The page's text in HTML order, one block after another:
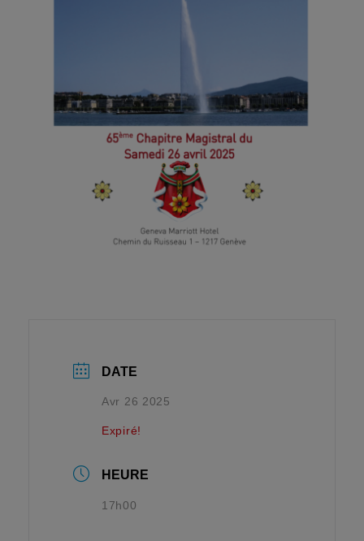
DATE
Avr 26 2025
Expiré!
HEURE
17h00